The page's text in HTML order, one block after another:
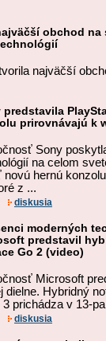
obchod na
najväčší
predstavila
prirovnávajú k
Sony
na celom
novú hernú
z ...
diskusia
moderných
predstavil
Go 2 (video)
Microsoft
dielne. Hybridný
3 prichádza v 13-
diskusia